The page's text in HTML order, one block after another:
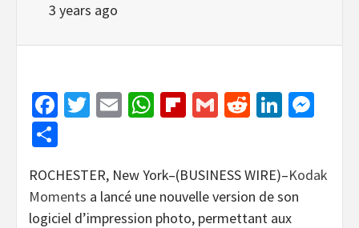
3 years ago
Facebook
Twitter
EmailWhatsApp
Flipboard
GmailReddit
ROCHESTER, New York–(BUSINESS WIRE)–Kodak
Moments a lancé une nouvelle version de son
logiciel d’impression photo, permettant aux